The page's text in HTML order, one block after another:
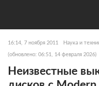
16:14, 7 ноября 2011 Наука и
(обновлено: 06:51, 14 февраля 2026)
Неизвестные